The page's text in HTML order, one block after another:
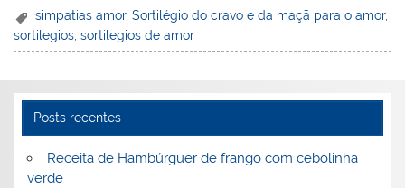
er
e
st
k
e
n
c
e
o
o
k
itt
er
ai
l
h
o
M
ai
l
t
ar
e
simpatias amor,Sortilégio do cravo e da maçã para o amor,
sortilegios ,sortilegios de amor
Posts recentes
Receita de Hambúrguer de frango com cebolinha
verde